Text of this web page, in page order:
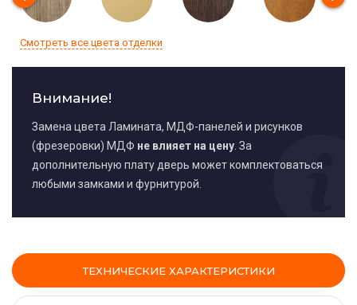
Смотреть все цвета отделки
Внимание!
Замена цвета Ламината, МДФ-панелей и рисунков
(фрезеровки) МДФ не влияет на цену . За
дополнительную плату дверь может комплектоваться
любыми замками и фурнитурой.
ТЕХНИЧЕСКИЕ ХАРАКТЕРИСТИКИ